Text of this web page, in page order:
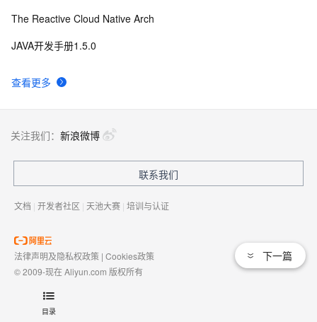
目录
查看更多
The Reactive Cloud Native Arch
JAVA开发手册1.5.0
下一篇
关注我们： 新浪微博
联系我们
文档 | 开发者社区 | 天池大赛 | 培训与认证
法律声明及隐私权政策 | Cookies政策
© 2009-现在 Aliyun.com 版权所有
域名注册服务机构许可：